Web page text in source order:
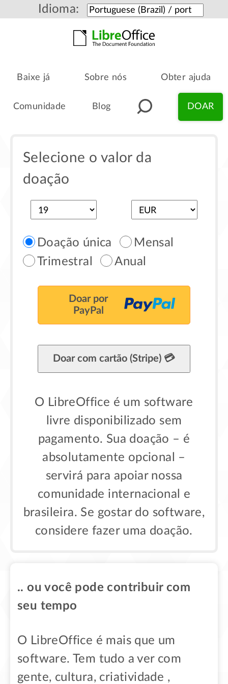
Idioma:
Baixe já Sobre nós Obter ajuda
Comunidade Blog DOAR
Selecione o valor da
doação
Doação única
Mensal
Trimestral
Anual
Doar por
PayPal
Doar com cartão (Stripe) 💳
O LibreOffice é um software
livre disponibilizado sem
pagamento. Sua doação – é
absolutamente opcional –
servirá para apoiar nossa
comunidade internacional e
brasileira. Se gostar do software,
considere fazer uma doação.
.. ou você pode contribuir com
seu tempo
O LibreOffice é mais que um
software. Tem tudo a ver com
gente, cultura, criatividade ,